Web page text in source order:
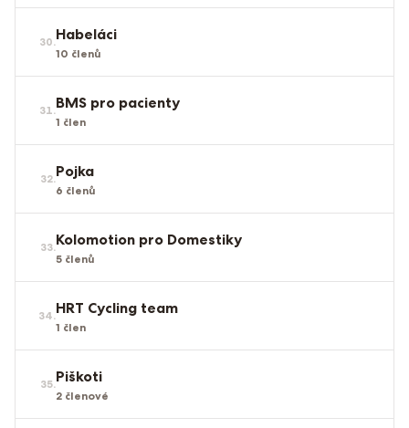
30.Habeláci
10 členů
31.BMS pro pacienty
1 člen
32.Pojka
6 členů
33.Kolomotion pro Domestiky
5 členů
34.HRT Cycling team
1 člen
35.Piškoti
2 členové